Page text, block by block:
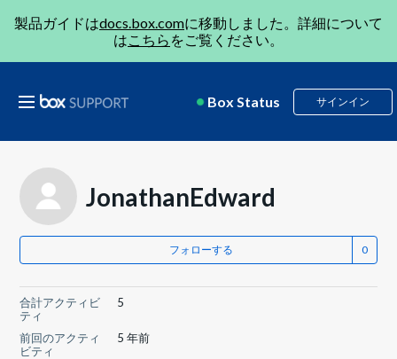
製品ガイドはdocs.box.comに移動しました。詳細について
はこちら をご覧ください。
Box Status サインイン
JonathanEdward
フォローする
合計アクティビ
ティ
5
前回のアクティ
ビティ
5 年前